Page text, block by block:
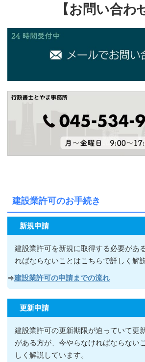
【お問い合わ
建設業許可のお手続き
新規申請
建設業許可を新規に取得する必要があ
ればならないこ とはこちらで詳しく解
⇒建設業許可の申請までの流れ
更新申請
建設業許可の更新期限が迫っていて更
がある方が 、今やらなければならないこ
しく解説しています。